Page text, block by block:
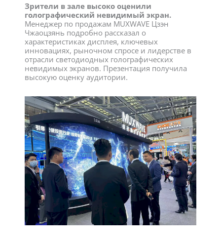
Зрители в зале высоко оценили
голографический невидимый экран.
Менеджер по продажам MUXWAVE Цзэн
Чжаоцзянь подробно рассказал о
характеристиках дисплея, ключевых
инновациях, рыночном спросе и лидерстве в
отрасли светодиодных голографических
невидимых экранов. Презентация получила
высокую оценку аудитории.